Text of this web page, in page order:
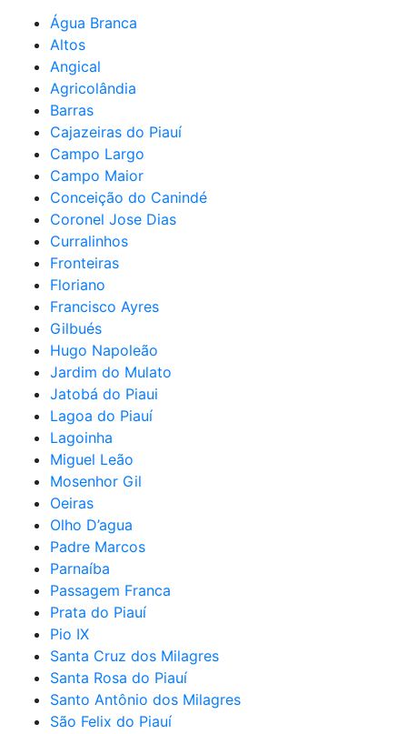
Água Branca
Altos
Angical
Agricolândia
Barras
Cajazeiras do Piauí
Campo Largo
Campo Maior
Conceição do Canindé
Coronel Jose Dias
Curralinhos
Fronteiras
Floriano
Francisco Ayres
Gilbués
Hugo Napoleão
Jardim do Mulato
Jatobá do Piaui
Lagoa do Piauí
Lagoinha
Miguel Leão
Mosenhor Gil
Oeiras
Olho D’agua
Padre Marcos
Parnaíba
Passagem Franca
Prata do Piauí
Pio IX
Santa Cruz dos Milagres
Santa Rosa do Piauí
Santo Antônio dos Milagres
São Felix do Piauí